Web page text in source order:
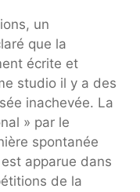
un
que la
écrite et
studio il y a des
inachevée. La
» par le
spontanée
apparue dans
de la